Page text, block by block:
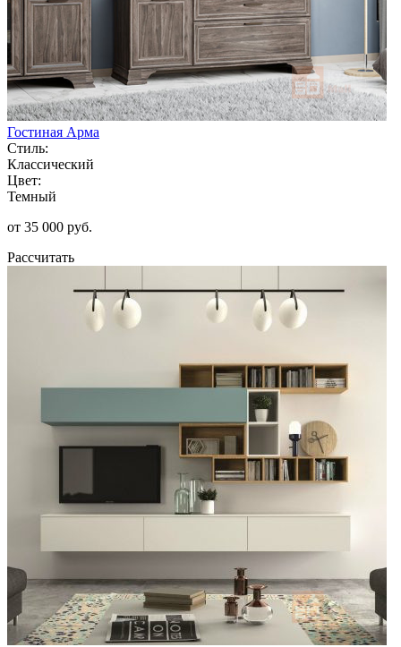
Гостиная Арма
Стиль:
Классический
Цвет:
Темный
от 35 000 руб.
Рассчитать